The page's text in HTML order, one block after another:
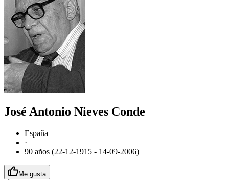
José Antonio Nieves Conde
España
·
90 años (22-12-1915 - 14-09-2006)
Me gusta